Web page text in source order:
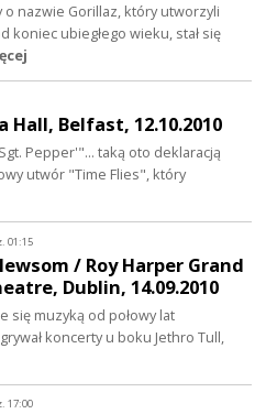
nazwie Gorillaz, który utworzyli
koniec ubiegłego wieku, stał się
Belfast, 12.10.2010
Pepper'"... taką oto deklaracją
utwór "Time Flies", który
01:15
/ Roy Harper Grand
Dublin, 14.09.2010
się muzyką od połowy lat
koncerty u boku Jethro Tull,
17:00